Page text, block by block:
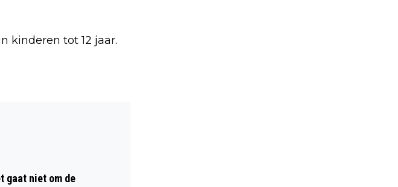
kinderen tot 12 jaar.
1 MEI
gaat niet om de